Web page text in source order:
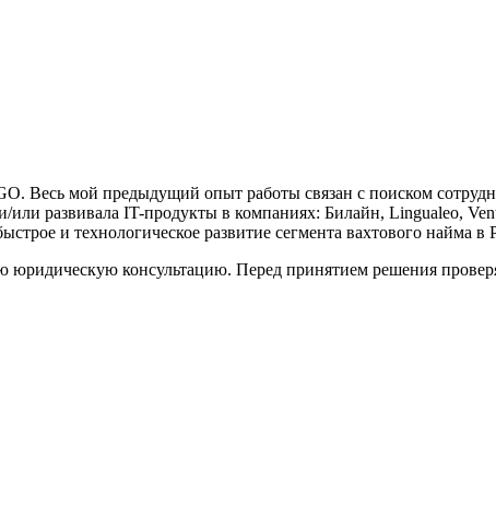
Весь мой предыдущий опыт работы связан с поиском
развивала IT-продукты в компаниях: Билайн, Lingualeo,
и технологическое развитие сегмента вахтового найма в
консультацию. Перед принятием решения